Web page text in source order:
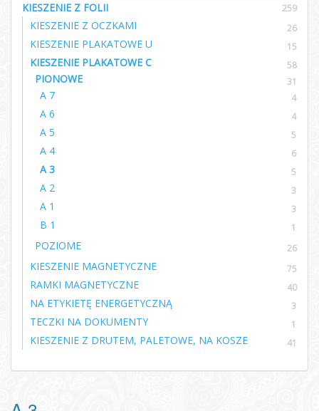
KIESZENIE Z FOLII
259
KIESZENIE Z OCZKAMI 26
KIESZENIE PLAKATOWE U 15
KIESZENIE PLAKATOWE C 58
PIONOWE 31
A 7 4
A 6 4
A 5 5
A 4 6
A 3 5
A 2 3
A 1 3
B 1 1
POZIOME 26
KIESZENIE MAGNETYCZNE 75
RAMKI MAGNETYCZNE 40
NA ETYKIETĘ ENERGETYCZNĄ 3
TECZKI NA DOKUMENTY 1
KIESZENIE Z DRUTEM, PALETOWE, NA KOSZE 41